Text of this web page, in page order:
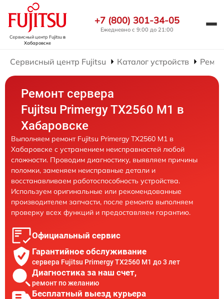
Сервисный центр Fujitsuв
Хабаровске
+7 (800) 301-34-05
Ежедневно с 9:00 до 21:00
Сервисный центр Fujitsu Каталог устройств
Ремонт сервера
Fujitsu Primergy TX2560 M1 в
Хабаровске
Выполняем ремонт Fujitsu Primergy TX2560 M1 в
Хабаровске с устранением неисправностей любой
сложности. Проводим диагностику, выявляем причины
поломки, заменяем неисправные детали и
восстанавливаем работоспособность устройства.
Используем оригинальные или рекомендованные
производителем запчасти, после ремонта выполняем
проверку всех функций и предоставляем гарантию.
Официальный сервис
Гарантийное обслуживание
сервера Fujitsu Primergy TX2560 M1 до 3 лет
Диагностика за наш счет,
ремонт по желанию
Бесплатный выезд курьера